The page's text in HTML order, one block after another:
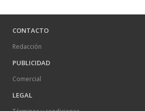
CONTACTO
Redacción
PUBLICIDAD
Comercial
LEGAL